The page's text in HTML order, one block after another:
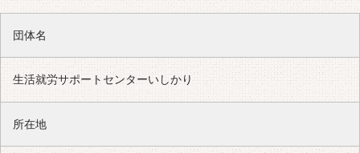
団体名
生活就労サポートセンターいしかり
所在地